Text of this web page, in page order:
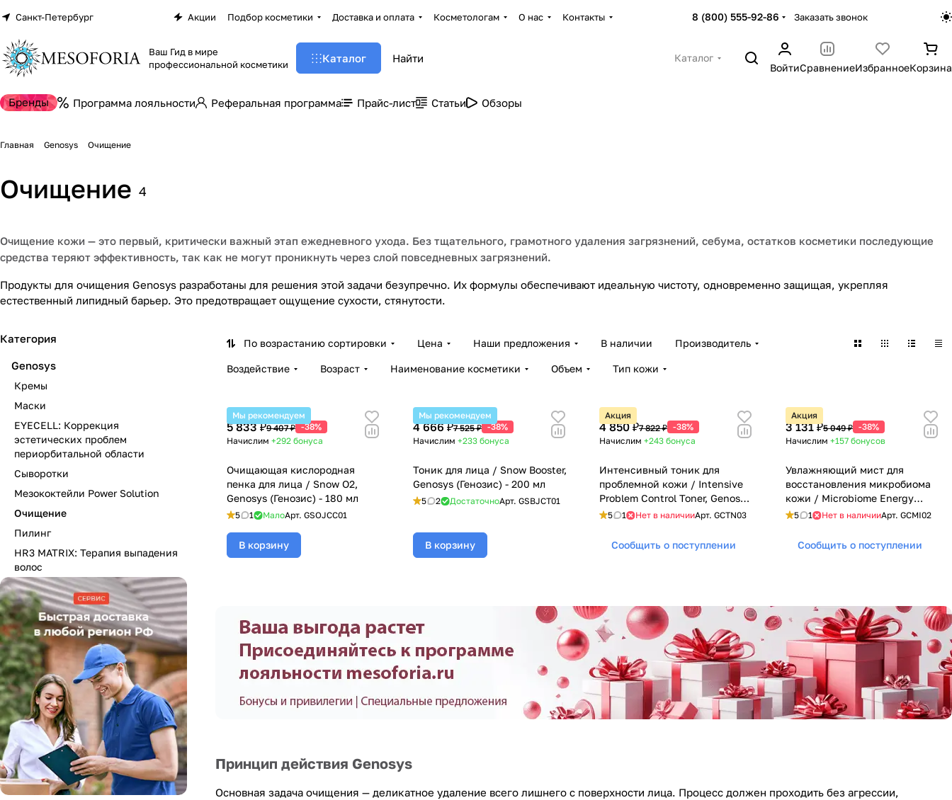
Санкт-Петербург Акции Подбор косметики Доставка и оплата Косметологам О нас Контакты 8 (800) 555-92-86 Заказать звонок
Ваш Гид в мире
профессиональной косметики
Каталог
Каталог
ВойтиСравнениеИзбранноеКорзина
Бренды Программа лояльности Реферальная программа Прайс-лист Статьи Обзоры
Главная Genosys Очищение
Очищение 4
Очищение кожи — это первый, критически важный этап ежедневного ухода. Без тщательного, грамотного удаления загрязнений, себума, остатков косметики последующие
средства теряют эффективность, так как не могут проникнуть через слой повседневных загрязнений.
Продукты для очищения Genosys разработаны для решения этой задачи безупречно. Их формулы обеспечивают идеальную чистоту, одновременно защищая, укрепляя
естественный липидный барьер. Это предотвращает ощущение сухости, стянутости.
По возрастанию сортировки Цена Наши предложения В наличии Производитель
Воздействие Возраст Наименование косметики Объем Тип кожи
Мы рекомендуем
5 833 ₽9 407 ₽ -38%
Начислим +292 бонуса
Очищающая кислородная
пенка для лица / Snow O2,
Genosys (Генозис) - 180 мл
5 1 МалоАрт. GSOJCC01
В корзину
Мы рекомендуем
4 666 ₽7 525 ₽ -38%
Начислим +233 бонуса
Тоник для лица / Snow Booster,
Genosys (Генозис) - 200 мл
5 2 ДостаточноАрт. GSBJCT01
В корзину
Акция
4 850 ₽7 822 ₽ -38%
Начислим +243 бонуса
Интенсивный тоник для
проблемной кожи / Intensive
Problem Control Toner, Genosys
(Генозис) - 200 мл
5 1 Нет в наличииАрт. GCTN03
Сообщить о поступлении
Акция
3 131 ₽5 049 ₽ -38%
Начислим +157 бонусов
Увлажняющий мист для
восстановления микробиома
кожи / Microbiome Energy
Infusing Mist, Genosys
5 1 Нет в наличииАрт. GCMI02
Сообщить о поступлении
Принцип действия Genosys
Основная задача очищения — деликатное удаление всего лишнего с поверхности лица. Процесс должен проходить без агрессии,
Категория
Genosys
Кремы
Маски
EYECELL: Коррекция
эстетических проблем
периорбитальной области
Сыворотки
Мезококтейли Power Solution
Очищение
Пилинг
HR3 MATRIX: Терапия выпадения
волос